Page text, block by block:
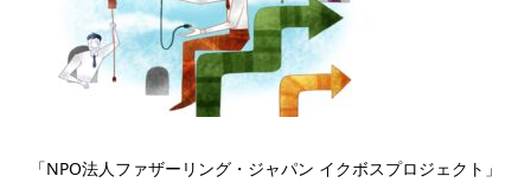
「NPO法人ファザーリング・ジャパン イクボスプロジェクト」